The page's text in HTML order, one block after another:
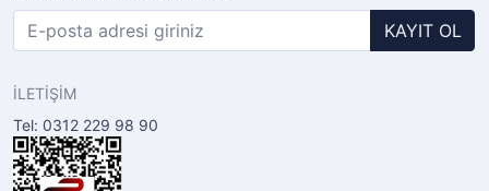
KAYIT OL
İLETİŞİM
Tel: 0312 229 98 90